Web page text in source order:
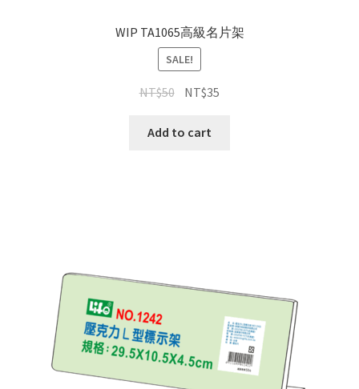
WIP TA1065高級名片架
SALE!
NT$50 NT$35
Add to cart